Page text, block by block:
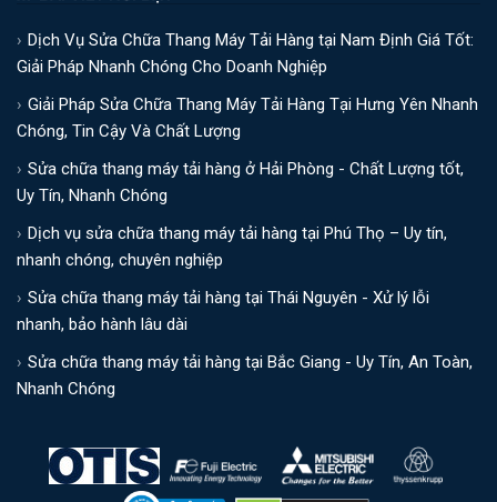
Dịch Vụ Sửa Chữa Thang Máy Tải Hàng tại Nam Định Giá Tốt:
Giải Pháp Nhanh Chóng Cho Doanh Nghiệp
Giải Pháp Sửa Chữa Thang Máy Tải Hàng Tại Hưng Yên Nhanh
Chóng, Tin Cậy Và Chất Lượng
Sửa chữa thang máy tải hàng ở Hải Phòng - Chất Lượng tốt,
Uy Tín, Nhanh Chóng
Dịch vụ sửa chữa thang máy tải hàng tại Phú Thọ – Uy tín,
nhanh chóng, chuyên nghiệp
Sửa chữa thang máy tải hàng tại Thái Nguyên - Xử lý lỗi
nhanh, bảo hành lâu dài
Sửa chữa thang máy tải hàng tại Bắc Giang - Uy Tín, An Toàn,
Nhanh Chóng